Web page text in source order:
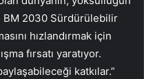
BM 2030 Sürdürülebilir
hızlandırmak için
fırsatı yaratıyor.
katkılar.”